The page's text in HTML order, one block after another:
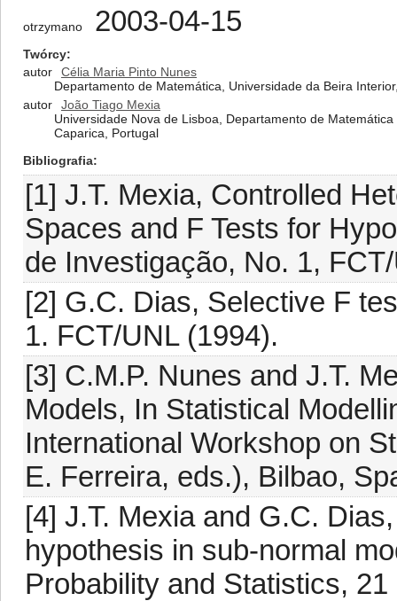
otrzymano 2003-04-15
Twórcy
autor
Célia Maria Pinto Nunes
Departamento de Matemática, Universidade da Beira
autor
João Tiago Mexia
Universidade Nova de Lisboa, Departamento de
Caparica, Portugal
Bibliografia
[1] J.T. Mexia, Controlled
Spaces and F Tests for
de Investigação, No. 1,
[2] G.C. Dias, Selective F
1. FCT/UNL (1994).
[3] C.M.P. Nunes and J.T.
Models, In Statistical
International Workshop on
E. Ferreira, eds.), Bilbao,
[4] J.T. Mexia and G.C.
hypothesis in sub-normal
Probability and Statistics,